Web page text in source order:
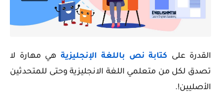
القدرة على كتابة نص باللغة الإنجليزية هي مهارة لا
تصدق لكل من متعلمي اللغة الانجليزية وحتى للمتحدثين
الأصليين!.